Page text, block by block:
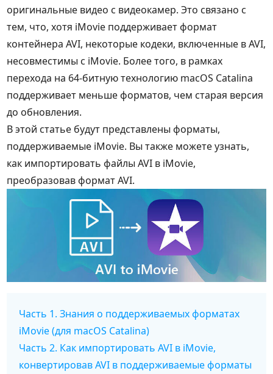
оригинальные видео с видеокамер. Это связано с
тем, что, хотя iMovie поддерживает формат
контейнера AVI, некоторые кодеки, включенные в AVI,
несовместимы с iMovie. Более того, в рамках
перехода на 64-битную технологию macOS Catalina
поддерживает меньше форматов, чем старая версия
до обновления.
В этой статье будут представлены форматы,
поддерживаемые iMovie. Вы также можете узнать,
как импортировать файлы AVI в iMovie,
преобразовав формат AVI.
Часть 1. Знания о поддерживаемых форматах
iMovie (для macOS Catalina)
Часть 2. Как импортировать AVI в iMovie,
конвертировав AVI в поддерживаемые форматы